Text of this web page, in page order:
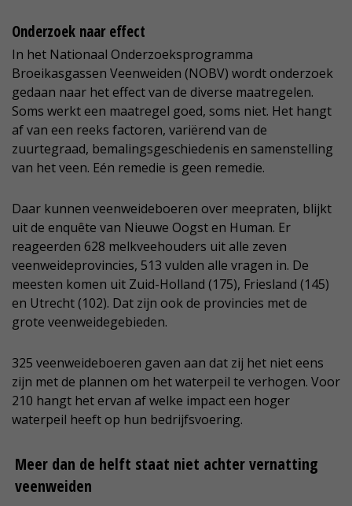
Onderzoek naar effect
In het Nationaal Onderzoeksprogramma
Broeikasgassen Veenweiden (NOBV) wordt onderzoek
gedaan naar het effect van de diverse maatregelen.
Soms werkt een maatregel goed, soms niet. Het hangt
af van een reeks factoren, variërend van de
zuurtegraad, bemalingsgeschiedenis en samenstelling
van het veen. Eén remedie is geen remedie.
Daar kunnen veenweideboeren over meepraten, blijkt
uit de enquête van Nieuwe Oogst en Human. Er
reageerden 628 melkveehouders uit alle zeven
veenweideprovincies, 513 vulden alle vragen in. De
meesten komen uit Zuid-Holland (175), Friesland (145)
en Utrecht (102). Dat zijn ook de provincies met de
grote veenweidegebieden.
325 veenweideboeren gaven aan dat zij het niet eens
zijn met de plannen om het waterpeil te verhogen. Voor
210 hangt het ervan af welke impact een hoger
waterpeil heeft op hun bedrijfsvoering.